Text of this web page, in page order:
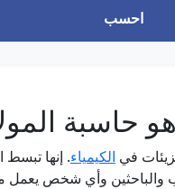
احسب
حاسبة
في الكيمياء. إنها تبسط
والباحثين وأي شخص